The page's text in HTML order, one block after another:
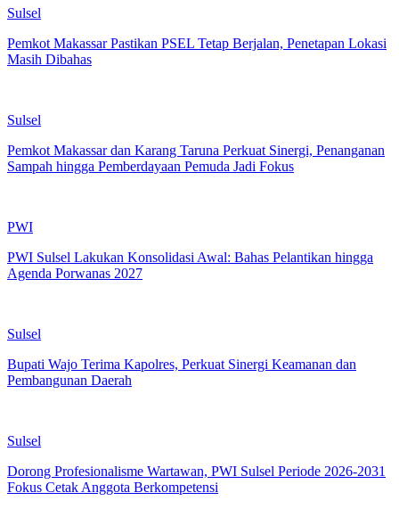
Sulsel
Pemkot Makassar Pastikan PSEL Tetap Berjalan, Penetapan Lokasi
Masih Dibahas
Sulsel
Pemkot Makassar dan Karang Taruna Perkuat Sinergi, Penanganan
Sampah hingga Pemberdayaan Pemuda Jadi Fokus
PWI
PWI Sulsel Lakukan Konsolidasi Awal: Bahas Pelantikan hingga
Agenda Porwanas 2027
Sulsel
Bupati Wajo Terima Kapolres, Perkuat Sinergi Keamanan dan
Pembangunan Daerah
Sulsel
Dorong Profesionalisme Wartawan, PWI Sulsel Periode 2026-2031
Fokus Cetak Anggota Berkompetensi